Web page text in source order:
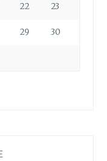
22 23
29 30